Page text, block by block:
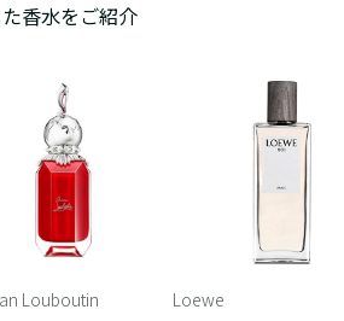
香水をご紹介
Louboutin Loewe